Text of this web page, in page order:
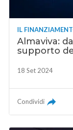
IL
Almaviva:
supporto
18 Set 2024
Condividi